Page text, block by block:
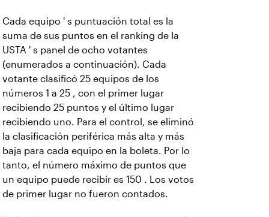
Cada equipo ' s puntuación total es la
suma de sus puntos en el ranking de la
USTA ' s panel de ocho votantes
(enumerados a continuación). Cada
votante clasificó 25 equipos de los
números 1 a 25 , con el primer lugar
recibiendo 25 puntos y el último lugar
recibiendo uno. Para el control, se eliminó
la clasificación periférica más alta y más
baja para cada equipo en la boleta. Por lo
tanto, el número máximo de puntos que
un equipo puede recibir es 150 . Los votos
de primer lugar no fueron contados.